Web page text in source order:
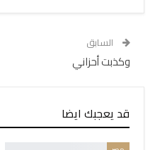
السابق
وكذبت أحزاني
قد يعجبك ايضا